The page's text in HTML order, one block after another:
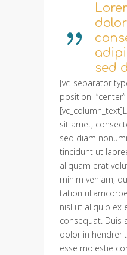
sed
[vc_separator
position=”center”
sit amet,
sed diam
tincidunt ut
aliquam erat
minim veniam,
tation
nisl ut aliquip ex
consequat. Duis
dolor in
esse molestie